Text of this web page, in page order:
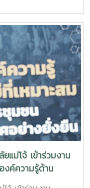
นักเรียนจาก โรงเรียน
ษาดูงานและแนะแนว
ยี่ยมชมการจัดการเรียน
พื่อเปิดโลกทัศน์ สร้าง
กษาต่อด้านพลังงาน
ริหาร คณาจารย์ และ
การต้อนรับอย่างอบอุ่น
ดการเรียนการสอน
านงานวิจัยและ
การประกอบอาชีพด้าน
มสำคัญของประเทศใน
ยมชมห้องปฏิบัติการ
าลัย เพื่อสัมผัส
นการประยุกต์ใช้องค์
ยีพลังงานสะอาดอย่าง
แม่โจ้ เข้าร่วมงาน
งค์ความรู้ด้าน
ฒนาชุมชนอย่าง